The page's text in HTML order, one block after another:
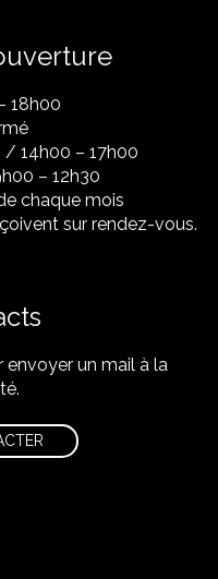
18h00
/ 14h00 – 17h00
– 12h30
chaque mois
sur rendez-vous.
un mail à la